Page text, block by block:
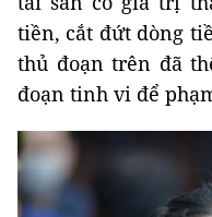
tiền, cắt đứt dòng
thủ đoạn trên đã
đoạn tinh vi để